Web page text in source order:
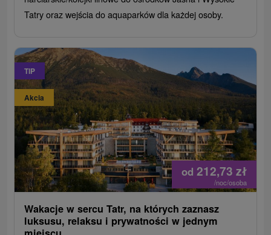
Tatry oraz wejścia do aquaparków dla każdej osoby.
TIP
Akcia
od 212,73 zł
/noc/osoba
Wakacje w sercu Tatr, na których zaznasz
luksusu, relaksu i prywatności w jednym